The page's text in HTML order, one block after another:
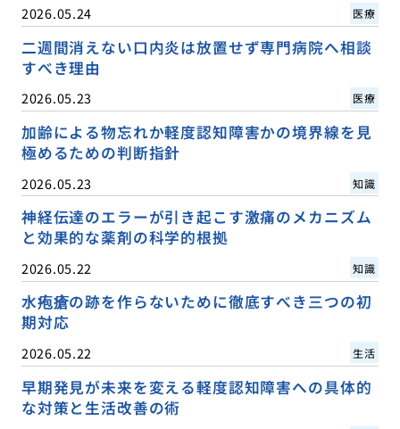
2026.05.24 医療
二週間消えない口内炎は放置せず専門病院へ相談
すべき理由
2026.05.23 医療
加齢による物忘れか軽度認知障害かの境界線を見
極めるための判断指針
2026.05.23 知識
神経伝達のエラーが引き起こす激痛のメカニズム
と効果的な薬剤の科学的根拠
2026.05.22 知識
水疱瘡の跡を作らないために徹底すべき三つの初
期対応
2026.05.22 生活
早期発見が未来を変える軽度認知障害への具体的
な対策と生活改善の術